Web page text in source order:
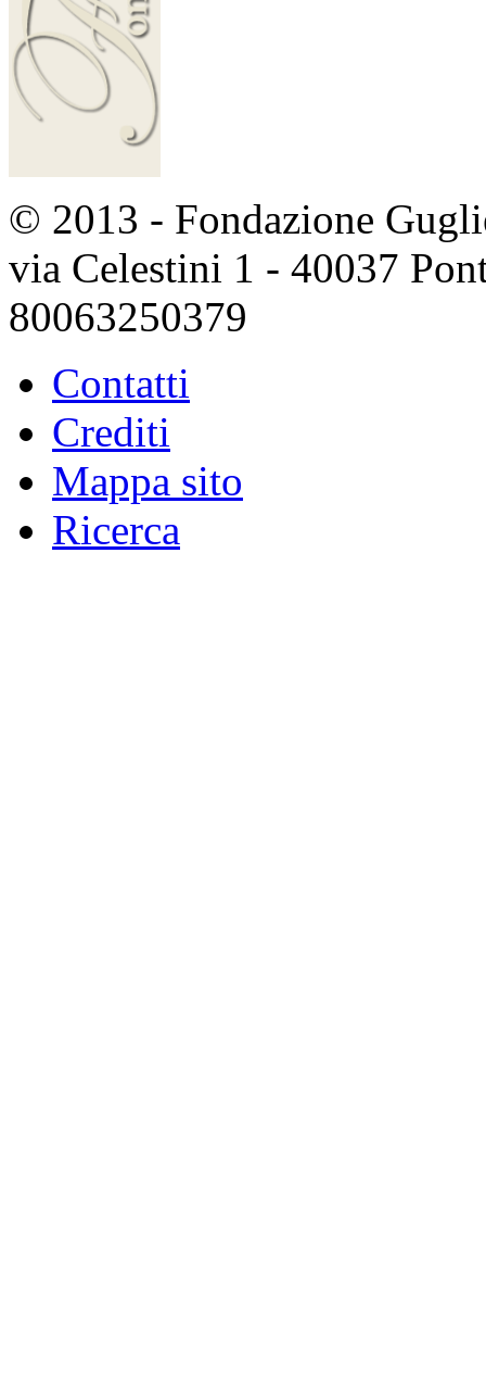
© 2013 - Fondazione
via Celestini 1 - 40037
80063250379
Contatti
Crediti
Mappa sito
Ricerca